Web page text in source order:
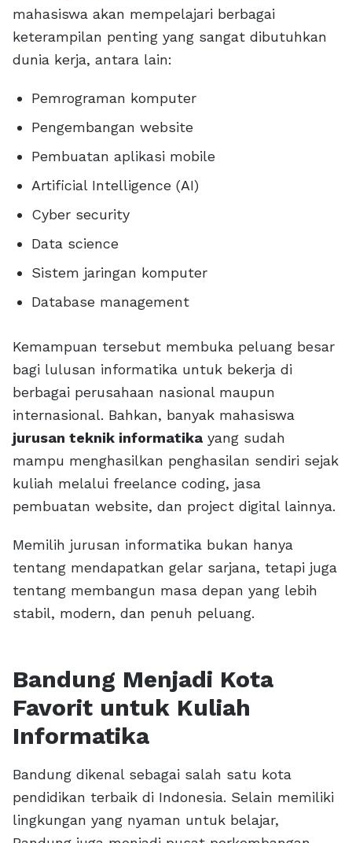
mahasiswa akan mempelajari berbagai
keterampilan penting yang sangat dibutuhkan
dunia kerja, antara lain:
Pemrograman komputer
Pengembangan website
Pembuatan aplikasi mobile
Artificial Intelligence (AI)
Cyber security
Data science
Sistem jaringan komputer
Database management
Kemampuan tersebut membuka peluang besar
bagi lulusan informatika untuk bekerja di
berbagai perusahaan nasional maupun
internasional. Bahkan, banyak mahasiswa
jurusan teknik informatika yang sudah
mampu menghasilkan penghasilan sendiri sejak
kuliah melalui freelance coding, jasa
pembuatan website, dan project digital lainnya.
Memilih jurusan informatika bukan hanya
tentang mendapatkan gelar sarjana, tetapi juga
tentang membangun masa depan yang lebih
stabil, modern, dan penuh peluang.
Bandung Menjadi Kota
Favorit untuk Kuliah
Informatika
Bandung dikenal sebagai salah satu kota
pendidikan terbaik di Indonesia. Selain memiliki
lingkungan yang nyaman untuk belajar,